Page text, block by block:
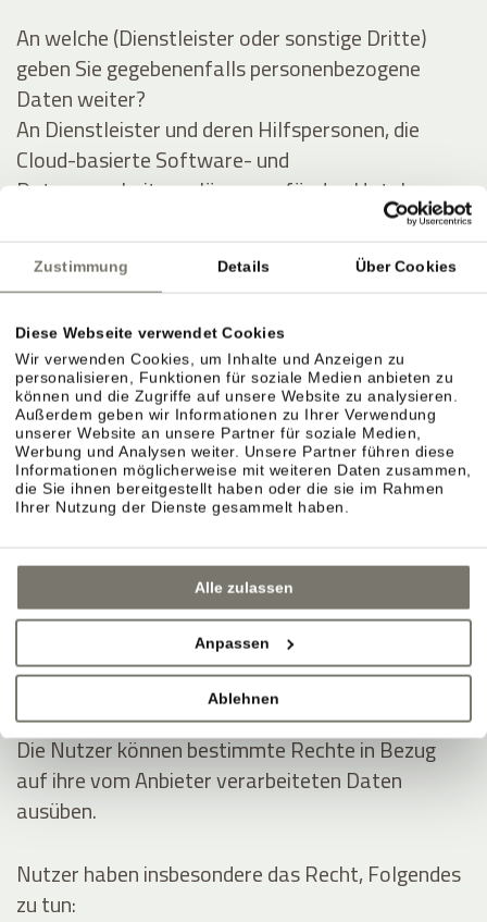
Zustimmung Details Über Cookies
Diese Webseite verwendet Cookies
Wir verwenden Cookies, um Inhalte und Anzeigen zu
personalisieren, Funktionen für soziale Medien anbieten zu
können und die Zugriffe auf unsere Website zu analysieren.
Außerdem geben wir Informationen zu Ihrer Verwendung
unserer Website an unsere Partner für soziale Medien,
Werbung und Analysen weiter. Unsere Partner führen diese
Informationen möglicherweise mit weiteren Daten zusammen,
die Sie ihnen bereitgestellt haben oder die sie im Rahmen
Ihrer Nutzung der Dienste gesammelt haben.
Alle zulassen
Anpassen
Ablehnen
An welche (Dienstleister oder sonstige Dritte)
geben Sie gegebenenfalls personenbezogene
Daten weiter?
An Dienstleister und deren Hilfspersonen, die
Cloud-basierte Software- und
Datenverarbeitungslösungen für das Hotel
anbieten, und im Auftrag des Hotels Daten des
Gastes (zu obigen Zwecken) auswerten und
verarbeiten.
Ausführliche Angaben über die Verarbeitung
personenbezogener Daten
Personenbezogene Daten werden zu folgenden
Zwecken unter Inanspruchnahme folgender
Dienstleistungen erhoben:
Analytik
Anzeigen von Inhalten externer Plattformen
Kontaktieren des Nutzers
Die Rechte der Nutzer
Die Nutzer können bestimmte Rechte in Bezug
auf ihre vom Anbieter verarbeiteten Daten
ausüben.
Nutzer haben insbesondere das Recht, Folgendes
zu tun: